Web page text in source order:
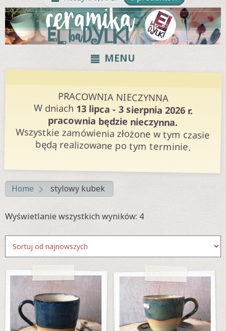
MENU
PRACOWNIA NIECZYNNA
W dniach 13 lipca - 3 sierpnia 2026 r.
pracownia będzie nieczynna.
Wszystkie zamówienia złożone w tym czasie
będą realizowane po tym terminie.
Home > stylowy kubek
Wyświetlanie wszystkich wyników: 4Posortowane